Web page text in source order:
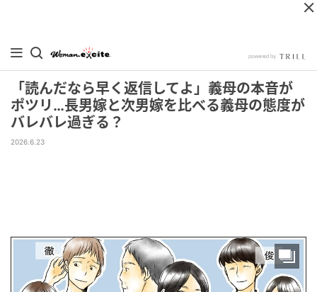
「読んだなら早く返信してよ」義母の本音が
ポツリ…長男嫁と次男嫁を比べる義母の態度が
バレバレ過ぎる？
2026.6.23